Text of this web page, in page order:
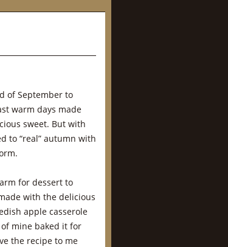
of September to
warm days made
sweet. But with
to “real” autumn with
for dessert to
with the delicious
apple casserole
mine baked it for
the recipe to me